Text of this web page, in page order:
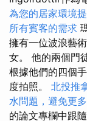
為您的居家環境
所有賓客的需求
擁有一位波浪藝
女。 他的兩個門
根據他們的四個
度拍照。 北投推
水問題，避免更
的論文專欄中跟